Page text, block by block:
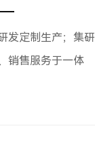
发定制生产；集研
销售服务于一体